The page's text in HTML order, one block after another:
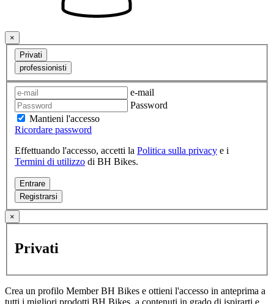
×
Privati
professionisti
e-mail
Password
Mantieni l'accesso
Ricordare password
Effettuando l'accesso, accetti la Politica sulla privacy e i
Termini di utilizzo di BH Bikes.
Entrare
Registrarsi
×
Privati
Crea un profilo Member BH Bikes e ottieni l'accesso in anteprima a